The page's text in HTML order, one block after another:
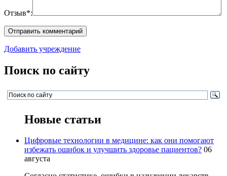
Отзыв*:
Добавить учреждение
Поиск по сайту
Новые статьи
Цифровые технологии в медицине: как они помогают
избежать ошибок и улучшить здоровье пациентов? 06
августа